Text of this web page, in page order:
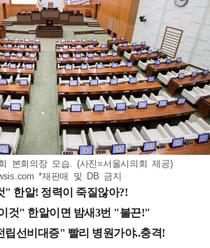
본회의장 모습. (사진=서울시의회 제공)
*재판매 및 DB 금지